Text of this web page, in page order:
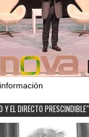
Y EL DIRECTO PRESCINDIBLE"